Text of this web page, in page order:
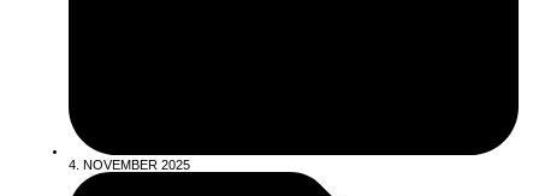
4. NOVEMBER 2025